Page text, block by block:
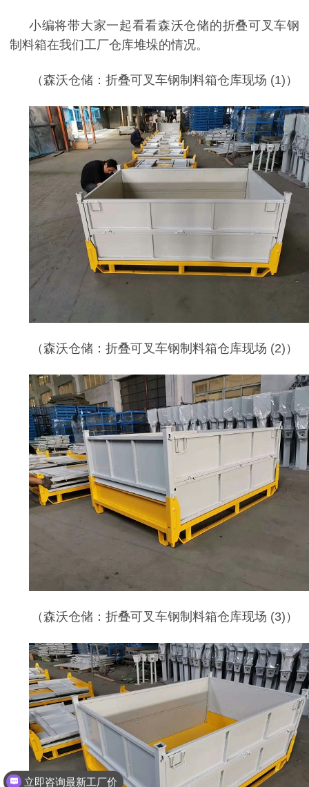
小编将带大家一起看看森沃仓储的折叠可叉车钢
制料箱在我们工厂仓库堆垛的情况。
（森沃仓储：折叠可叉车钢制料箱仓库现场 (1)）
（森沃仓储：折叠可叉车钢制料箱仓库现场 (2)）
（森沃仓储：折叠可叉车钢制料箱仓库现场 (3)）
立即咨询最新工厂价